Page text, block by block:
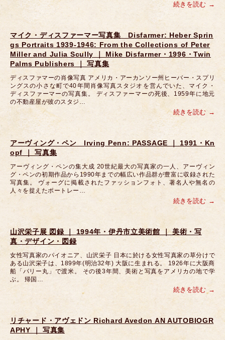
続きを読む
マイク・ディスファーマー写真集 Disfarmer: Heber Sprin
gs Portraits 1939-1946: From the Collections of Peter
Miller and Julia Scully ｜ Mike Disfarmer・1996・Twin
Palms Publishers ｜ 写真集
ディスファマーの肖像写真 アメリカ・アーカンソー州ヒーバー・スプリ
ングスの小さな町で40年間肖像写真スタジオを営んでいた、マイク・
ディスファーマーの写真集。 ディスファーマーの死後、1959年に地元
の不動産屋が彼のスタジ…
続きを読む
アーヴィング・ペン Irving Penn: PASSAGE ｜ 1991・Kn
opf ｜ 写真集
アーヴィング・ペンの集大成 20世紀最大の写真家の一人、アーヴィン
グ・ペンの初期作品から1990年までの幅広い作品群が豊富に収録された
写真集。 ヴォーグに掲載されたファッションフォト、著名人や無名の
人々を捉えたポートレー…
続きを読む
山沢栄子展 図録 ｜ 1994年・伊丹市立美術館 ｜ 美術・写
真・デザイン・図録
女性写真家のパイオニア、山沢栄子 日本に於ける女性写真家の草分けで
ある山沢栄子は、1899年(明治32年) 大阪に生まれる。 1926年に大阪商
船「パリー丸」で渡米。 その後3年間、美術と写真をアメリカの地で学
ぶ。 帰国…
続きを読む
リチャード・アヴェドン Richard Avedon AN AUTOBIOGR
APHY ｜ 写真集